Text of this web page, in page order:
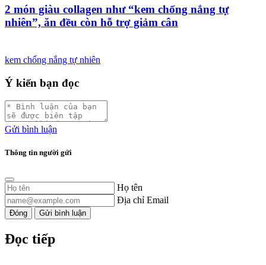
2 món giàu collagen như “kem chống nắng tự
nhiên”, ăn đều còn hỗ trợ giảm cân
kem chống nắng tự nhiên
Ý kiến bạn đọc
Gửi bình luận
Thông tin người gửi
Họ tên
Địa chỉ Email
Đóng Gửi bình luận
Đọc tiếp